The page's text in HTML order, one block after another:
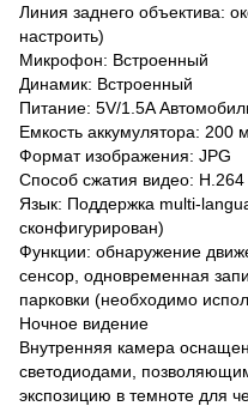
Линия заднего объектива:
настроить)
Микрофон: Встроенный
Динамик: Встроенный
Питание: 5V/1.5A
Емкость аккумулятора: 200
Формат изображения: JPG
Способ сжатия видео: H.264
Язык: Поддержка multi-
сконфигурирован)
Функции: обнаружение
сенсор, одновременная
парковки (необходимо
Ночное видение
Внутренняя камера
светодиодами,
экспозицию в темноте для